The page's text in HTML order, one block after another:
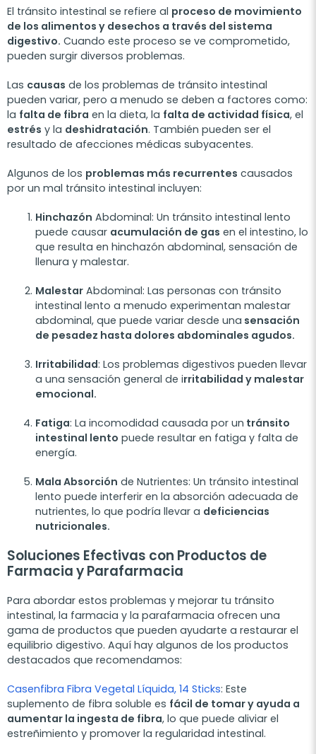
El tránsito intestinal se refiere al proceso de movimiento
de los alimentos y desechos a través del sistema
digestivo. Cuando este proceso se ve comprometido,
pueden surgir diversos problemas.
Las causas de los problemas de tránsito intestinal
pueden variar, pero a menudo se deben a factores como:
la falta de fibra en la dieta, la falta de actividad física, el
estrés y la deshidratación. También pueden ser el
resultado de afecciones médicas subyacentes.
Algunos de los problemas más recurrentes causados
por un mal tránsito intestinal incluyen:
Hinchazón Abdominal: Un tránsito intestinal lento
puede causar acumulación de gas en el intestino, lo
que resulta en hinchazón abdominal, sensación de
llenura y malestar.
Malestar Abdominal: Las personas con tránsito
intestinal lento a menudo experimentan malestar
abdominal, que puede variar desde una sensación
de pesadez hasta dolores abdominales agudos.
Irritabilidad: Los problemas digestivos pueden llevar
a una sensación general de irritabilidad y malestar
emocional.
Fatiga: La incomodidad causada por un tránsito
intestinal lento puede resultar en fatiga y falta de
energía.
Mala Absorción de Nutrientes: Un tránsito intestinal
lento puede interferir en la absorción adecuada de
nutrientes, lo que podría llevar a deficiencias
nutricionales.
Soluciones Efectivas con Productos de
Farmacia y Parafarmacia
Para abordar estos problemas y mejorar tu tránsito
intestinal, la farmacia y la parafarmacia ofrecen una
gama de productos que pueden ayudarte a restaurar el
equilibrio digestivo. Aquí hay algunos de los productos
destacados que recomendamos:
Casenfibra Fibra Vegetal Líquida, 14 Sticks: Este
suplemento de fibra soluble es fácil de tomar y ayuda a
aumentar la ingesta de fibra, lo que puede aliviar el
estreñimiento y promover la regularidad intestinal.